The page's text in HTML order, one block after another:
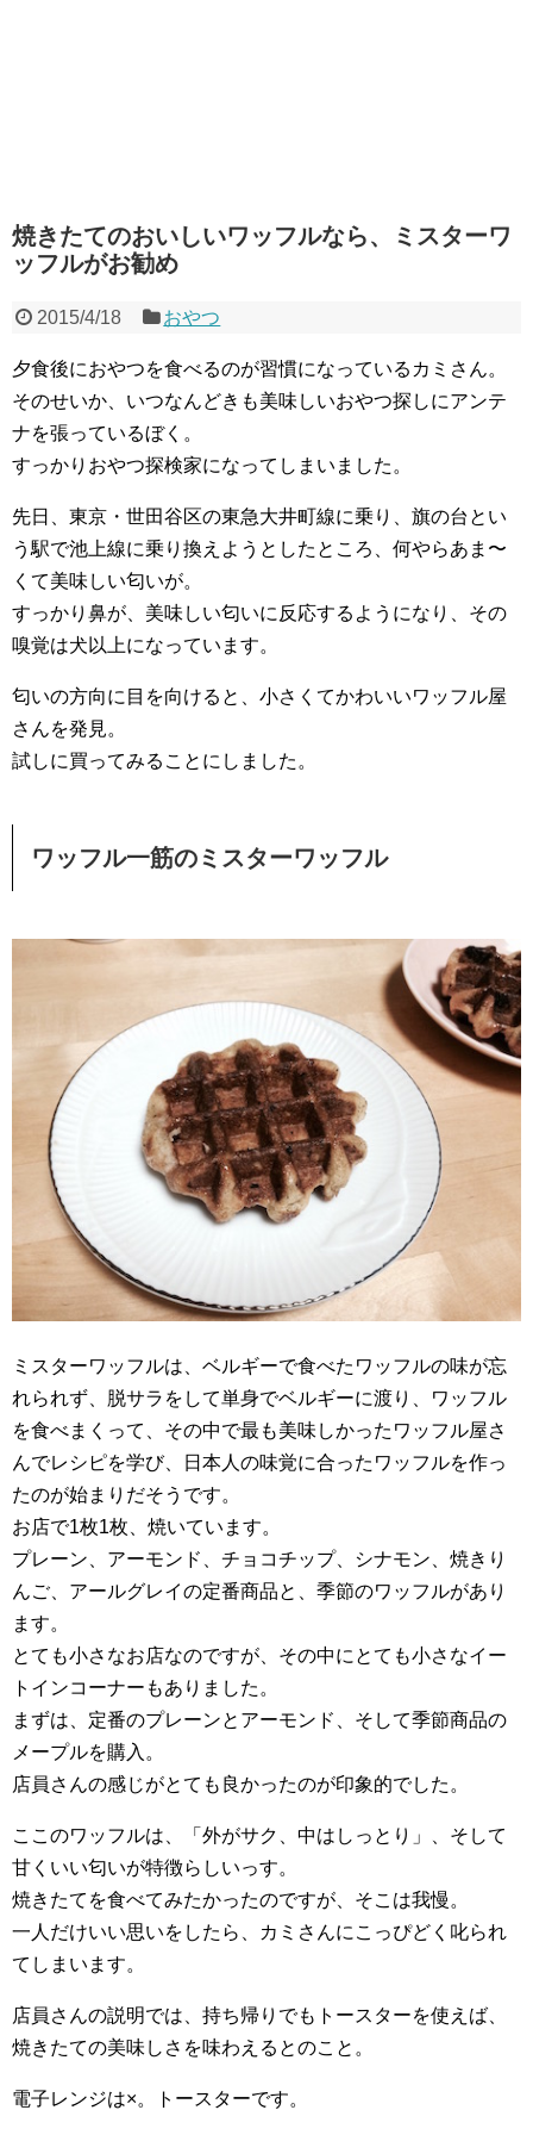
焼きたてのおいしいワッフルなら、ミスターワ
ッフルがお勧め
2015/4/18 おやつ
夕食後におやつを食べるのが習慣になっているカミさん。
そのせいか、いつなんどきも美味しいおやつ探しにアンテ
ナを張っているぼく。
すっかりおやつ探検家になってしまいました。
先日、東京・世田谷区の東急大井町線に乗り、旗の台とい
う駅で池上線に乗り換えようとしたところ、何やらあま〜
くて美味しい匂いが。
すっかり鼻が、美味しい匂いに反応するようになり、その
嗅覚は犬以上になっています。
匂いの方向に目を向けると、小さくてかわいいワッフル屋
さんを発見。
試しに買ってみることにしました。
ワッフル一筋のミスターワッフル
ミスターワッフルは、ベルギーで食べたワッフルの味が忘
れられず、脱サラをして単身でベルギーに渡り、ワッフル
を食べまくって、その中で最も美味しかったワッフル屋さ
んでレシピを学び、日本人の味覚に合ったワッフルを作っ
たのが始まりだそうです。
お店で1枚1枚、焼いています。
プレーン、アーモンド、チョコチップ、シナモン、焼きり
んご、アールグレイの定番商品と、季節のワッフルがあり
ます。
とても小さなお店なのですが、その中にとても小さなイー
トインコーナーもありました。
まずは、定番のプレーンとアーモンド、そして季節商品の
メープルを購入。
店員さんの感じがとても良かったのが印象的でした。
ここのワッフルは、「外がサク、中はしっとり」、そして
甘くいい匂いが特徴らしいっす。
焼きたてを食べてみたかったのですが、そこは我慢。
一人だけいい思いをしたら、カミさんにこっぴどく叱られ
てしまいます。
店員さんの説明では、持ち帰りでもトースターを使えば、
焼きたての美味しさを味わえるとのこと。
電子レンジは×。トースターです。